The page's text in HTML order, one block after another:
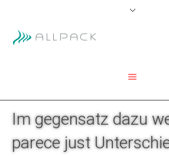
Im gegensatz dazu
parece just